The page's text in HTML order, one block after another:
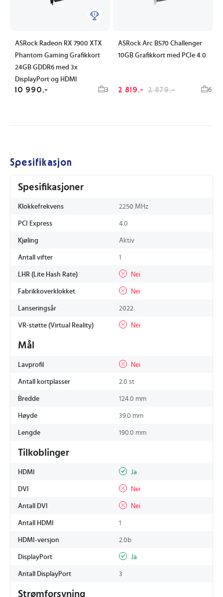
ASRock Radeon RX 7900 XTX
Phantom Gaming Grafikkort
24GB GDDR6 med 3x
DisplayPort og HDMI
10 990,- 3
ASRock Arc B570 Challenger
10GB Grafikkort med PCIe 4.0
2 819,- 2 879,- 6
Spesifikasjon
Spesifikasjoner
Klokkefrekvens 2250 MHz
PCI Express 4.0
Kjøling Aktiv
Antall vifter 1
LHR (Lite Hash Rate) Nei
Fabrikkoverklokket Nei
Lanseringsår 2022
VR-støtte (Virtual Reality) Nei
Mål
Lavprofil Nei
Antall kortplasser 2.0 st
Bredde 124.0 mm
Høyde 39.0 mm
Lengde 190.0 mm
Tilkoblinger
HDMI Ja
DVI Nei
Antall DVI Nei
Antall HDMI 1
HDMI-versjon 2.0b
DisplayPort Ja
Antall DisplayPort 3
Strømforsyning